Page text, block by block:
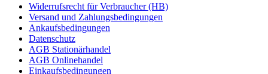
Widerrufsrecht für Verbraucher (HB)
Versand und Zahlungsbedingungen
Ankaufsbedingungen
Datenschutz
AGB Stationärhandel
AGB Onlinehandel
Einkaufsbedingungen